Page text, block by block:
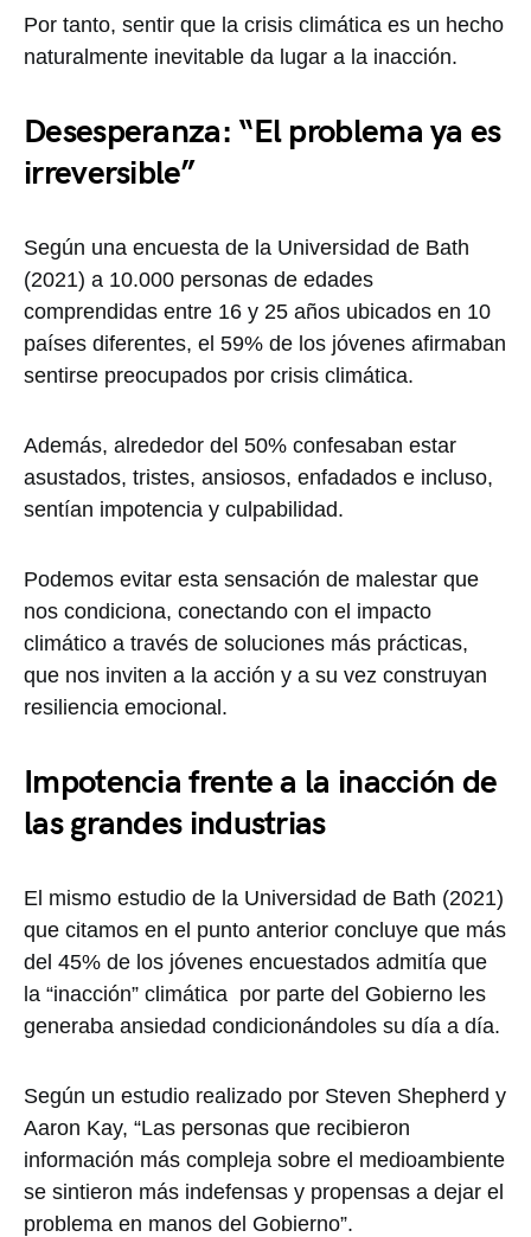
Por tanto, sentir que la crisis climática es un hecho
naturalmente inevitable da lugar a la inacción.
Desesperanza: “El problema ya es
irreversible”
Según una encuesta de la Universidad de Bath
(2021) a 10.000 personas de edades
comprendidas entre 16 y 25 años ubicados en 10
países diferentes, el 59% de los jóvenes afirmaban
sentirse preocupados por crisis climática.
Además, alrededor del 50% confesaban estar
asustados, tristes, ansiosos, enfadados e incluso,
sentían impotencia y culpabilidad.
Podemos evitar esta sensación de malestar que
nos condiciona, conectando con el impacto
climático a través de soluciones más prácticas,
que nos inviten a la acción y a su vez construyan
resiliencia emocional.
Impotencia frente a la inacción de
las grandes industrias
El mismo estudio de la Universidad de Bath (2021)
que citamos en el punto anterior concluye que más
del 45% de los jóvenes encuestados admitía que
la “inacción” climática por parte del Gobierno les
generaba ansiedad condicionándoles su día a día.
Según un estudio realizado por Steven Shepherd y
Aaron Kay, “Las personas que recibieron
información más compleja sobre el medioambiente
se sintieron más indefensas y propensas a dejar el
problema en manos del Gobierno”.